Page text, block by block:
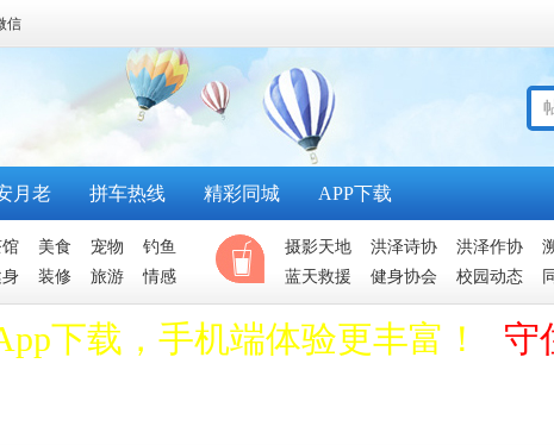
信
月老 拼车热线 精彩同城 APP下载
美食 宠物
钓鱼
装修 旅游 情感
摄影天地 洪泽诗协 洪泽作协
蓝天救援
健身协会 校园动态
下载，手机端体验更丰富！ 守